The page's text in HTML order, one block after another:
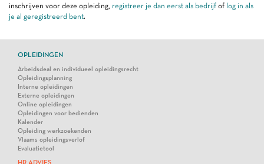
inschrijven voor deze opleiding, registreer je dan eerst als bedrijf of log in als
je al geregistreerd bent.
OPLEIDINGEN
Arbeidsdeal en individueel opleidingsrecht
Opleidingsplanning
Interne opleidingen
Externe opleidingen
Online opleidingen
Opleidingen voor bedienden
Kalender
Opleiding werkzoekenden
Vlaams opleidingsverlof
Evaluatietool
HR ADVIES